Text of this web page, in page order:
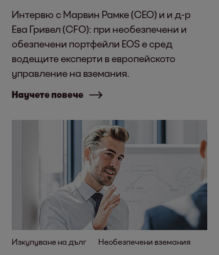
Интервю с Марвин Рамке (CEO) и и д-р
Ева Гривел (CFO): при необезпечени и
обезпечени портфейли EOS е сред
водещите експерти в европейското
управление на вземания.
Научете повече
Изкупуване на дълг Необезпечени вземания